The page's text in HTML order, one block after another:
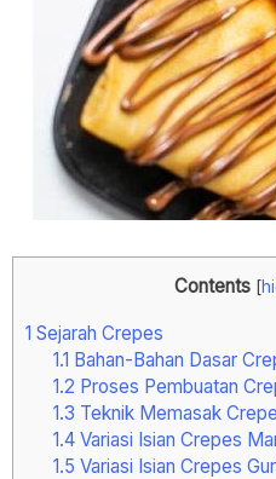
Contents [
1 Sejarah Crepes
1.1 Bahan-Bahan Dasar
1.2 Proses Pembuatan
1.3 Teknik Memasak
1.4Variasi Isian Crepes
1.5 Variasi Isian Crepes